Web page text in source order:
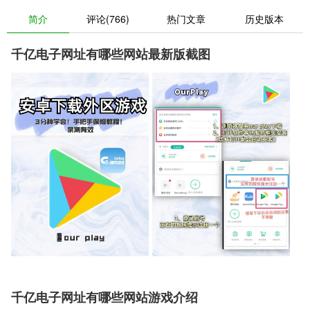
简介 评论(766) 热门文章 历史版本
千亿电子网址有哪些网站最新版截图
千亿电子网址有哪些网站游戏介绍